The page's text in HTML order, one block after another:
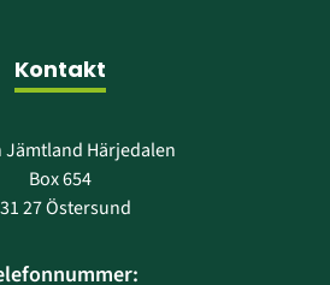
Kontakt
Jämtland Härjedalen
Box 654
27 Östersund